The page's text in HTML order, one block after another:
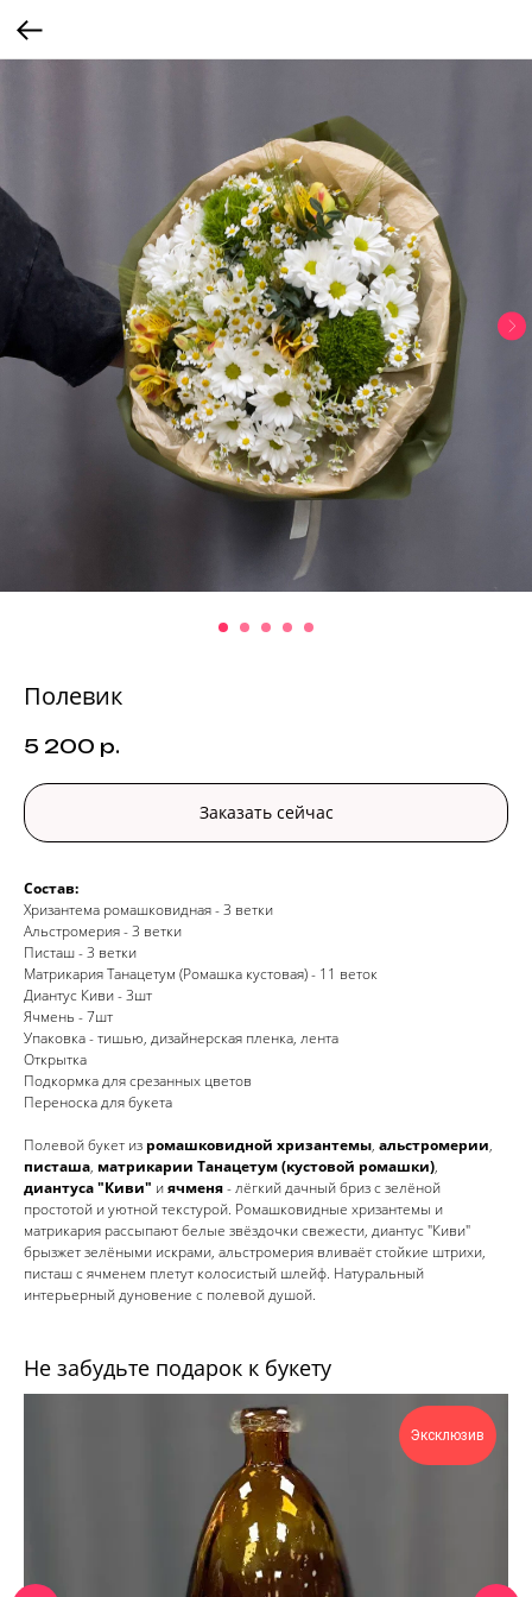
Полевик
5 200 р.
Заказать сейчас
Состав:
Хризантема ромашковидная - 3 ветки
Альстромерия - 3 ветки
Писташ - 3 ветки
Матрикария Танацетум (Ромашка кустовая) - 11 веток
Диантус Киви - 3шт
Ячмень - 7шт
Упаковка - тишью, дизайнерская пленка, лента
Открытка
Подкормка для срезанных цветов
Переноска для букета
Полевой букет из ромашковидной хризантемы, альстромерии,
писташа, матрикарии Танацетум (кустовой ромашки),
диантуса "Киви" иячменя- лёгкий дачный бриз с зелёной
простотой и уютной текстурой. Ромашковидные хризантемы и
матрикария рассыпают белые звёздочки свежести, диантус "Киви"
брызжет зелёными искрами, альстромерия вливаёт стойкие штрихи,
писташ с ячменем плетут колосистый шлейф. Натуральный
интерьерный дуновение с полевой душой.
Не забудьте подарок к букету
Эксклюзив